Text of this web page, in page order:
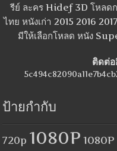
รีย์ ละคร Hidef 3D โหลด
ไทย หนังเก่า 2015 2016
มีให้เลือกโหลด หนัง
ติดต่อ
ป้ายกำกับ
720p 1080P 1080P